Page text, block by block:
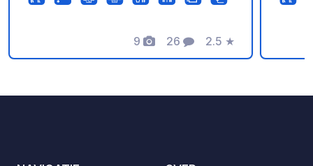
douches, elektriciteit, wifi, een
tot een privéstrand. Een rustige plek
om te ontspannen, te zwemmen en te
9
Foto's
26
Commentaren
2.5
Beoordeling
★
trails
yourself